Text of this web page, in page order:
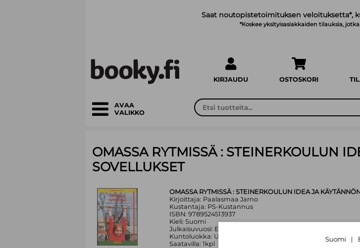
Saat noutopistetoimituksen veloituksetta*,
*Koskee yksityisasiakkaiden tilauksia,
KIRJAUDU OSTOSKORI
AVAA
VALIKKO
OMASSA RYTMISSÄ : STEINERKOULUN
SOVELLUKSET
OMASSA RYTMISSÄ : STEINERKOULUN IDEA JA
Kirjoittaja: Paalasmaa Jarno
Kustantaja: PS-Kustannus
ISBN: 9789524513937
Kieli: Suomi
Julkaisuvuosi: Ei tiedossa
Kuntoluokka: Uutta vastaava
Saatavilla: 1kpl
Suomi |